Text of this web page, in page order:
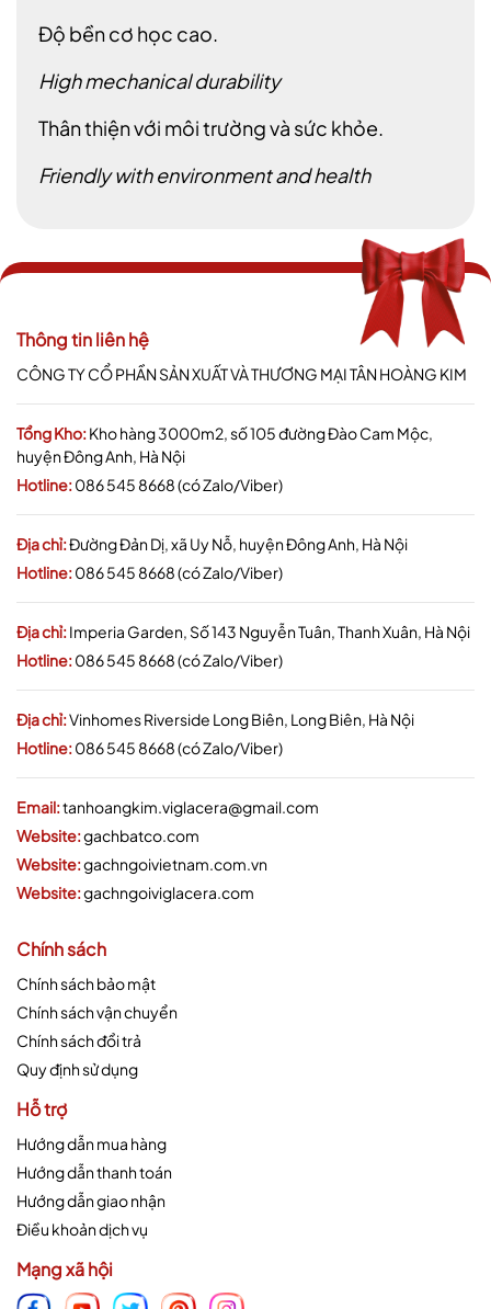
Độ bền cơ học cao.
High mechanical durability
Thân thiện với môi trường và sức khỏe.
Friendly with environment and health
Thông tin liên hệ
CÔNG TY CỔ PHẦN SẢN XUẤT VÀ THƯƠNG MẠI TÂN HOÀNG KIM
Tổng Kho:Kho hàng 3000m2, số 105 đường Đào Cam Mộc,
huyện Đông Anh, Hà Nội
Hotline:086 545 8668 (có Zalo/Viber)
Địa chỉ:Đường Đản Dị, xã Uy Nỗ, huyện Đông Anh, Hà Nội
Hotline:086 545 8668 (có Zalo/Viber)
Địa chỉ:Imperia Garden, Số 143 Nguyễn Tuân, Thanh Xuân, Hà Nội
Hotline:086 545 8668 (có Zalo/Viber)
Địa chỉ:Vinhomes Riverside Long Biên, Long Biên, Hà Nội
Hotline:086 545 8668 (có Zalo/Viber)
Email:tanhoangkim.viglacera@gmail.com
Website:gachbatco.com
Website:gachngoivietnam.com.vn
Website:gachngoiviglacera.com
Chính sách
Chính sách bảo mật
Chính sách vận chuyển
Chính sách đổi trả
Quy định sử dụng
Hỗ trợ
Hướng dẫn mua hàng
Hướng dẫn thanh toán
Hướng dẫn giao nhận
Điều khoản dịch vụ
Mạng xã hội